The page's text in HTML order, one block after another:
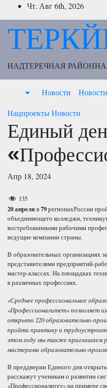
Перейти
содержимому
Чт. Авг 6th, 2026
НАДТЕРЕЧНАЯ
Новости
НацпроектыНовости
Единый
Апр 18, 2024
135
20 апреляв79регионахРоссии
объединяющего колледжи,
востребованными рабочими
ведущие компании страны.
В образовательных организациях
представителями предприятий-
мастер-классах. На площадках
в различных профессиях.
«Среднее профессиональное
«Профессионалитет» позволяет
открыто 220 образовательно-
пройти практику и
этом году мы также приглашаем
мастерами образовательно-
В преддверии Единого дня
расскажут ученикам о развитии
«Профессионалитет» на примере